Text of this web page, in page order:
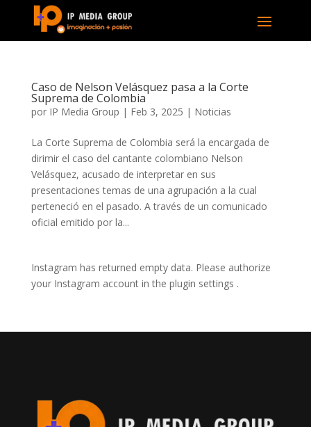
Caso de Nelson Velásquez pasa a la Corte
Suprema de Colombia
por IP Media Group | Feb 3, 2025 | Noticias
La Corte Suprema de Colombia será la encargada de
dirimir el caso del cantante colombiano Nelson
Velásquez, acusado de interpretar en sus
presentaciones temas de una agrupación a la cual
perteneció en el pasado. A través de un comunicado
oficial emitido por la...
Instagram has returned empty data. Please authorize
your Instagram account in the plugin settings .